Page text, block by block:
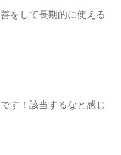
をして長期的に使える
す！該当するなと感じ